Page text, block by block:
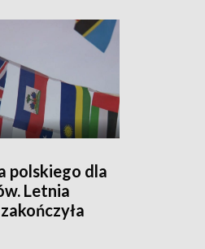
polskiego dla
Letnia